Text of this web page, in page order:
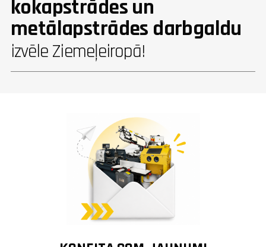
kokapstrādes un
metālapstrādes darbgaldu
izvēle Ziemeļeiropā!